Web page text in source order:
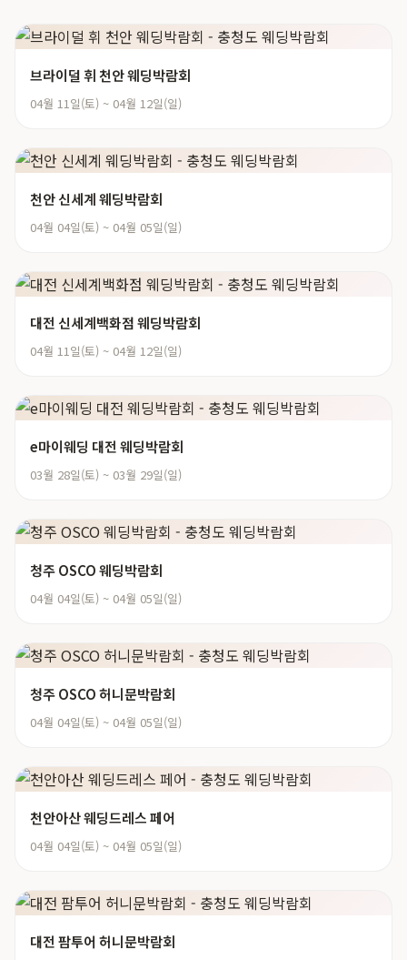
브라이덜 휘 천안 웨딩박람회
04월 11일(토) ~ 04월 12일(일)
천안 신세계 웨딩박람회
04월 04일(토) ~ 04월 05일(일)
대전 신세계백화점 웨딩박람회
04월 11일(토) ~ 04월 12일(일)
e마이웨딩 대전 웨딩박람회
03월 28일(토) ~ 03월 29일(일)
청주 OSCO 웨딩박람회
04월 04일(토) ~ 04월 05일(일)
청주 OSCO 허니문박람회
04월 04일(토) ~ 04월 05일(일)
천안아산 웨딩드레스 페어
04월 04일(토) ~ 04월 05일(일)
대전 팜투어 허니문박람회